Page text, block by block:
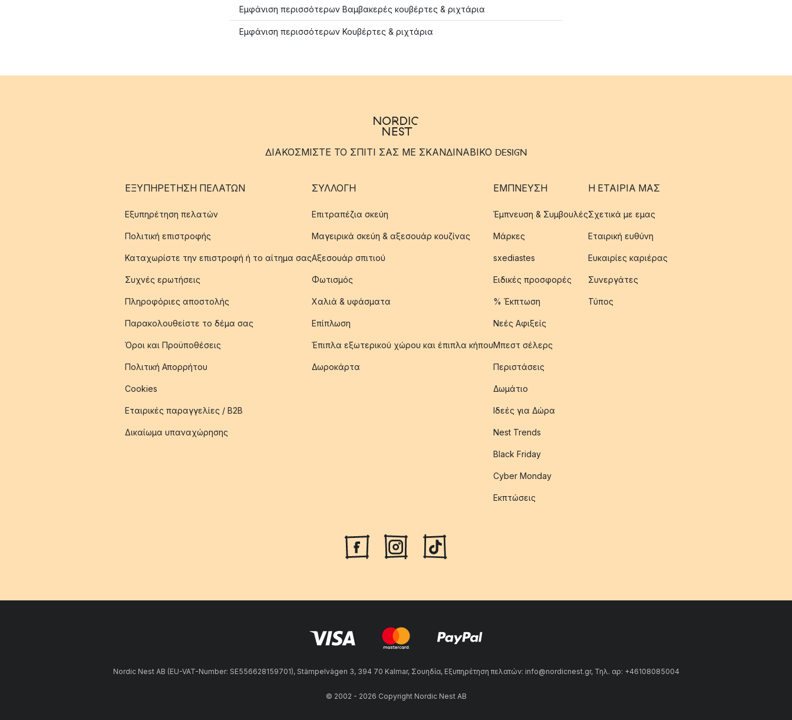
Εμφάνιση περισσότερων Βαμβακερές κουβέρτες & ριχτάρια
Εμφάνιση περισσότερων Κουβέρτες & ριχτάρια
ΔΙΑΚΟΣΜΙΣΤΕ ΤΟ ΣΠΙΤΙ ΣΑΣ ΜΕ ΣΚΑΝΔΙΝΑΒΙΚΟ DESIGN
ΕΞΥΠΗΡΈΤΗΣΗ ΠΕΛΑΤΏΝ
Εξυπηρέτηση πελατών
Πολιτική επιστροφής
Καταχωρίστε την επιστροφή ή το αίτημα σας
Συχνές ερωτήσεις
Πληροφόριες αποστολής
Παρακολουθείστε το δέμα σας
Όροι και Προϋποθέσεις
Πολιτική Απορρήτου
Cookies
Εταιρικές παραγγελίες / B2B
Δικαίωμα υπαναχώρησης
ΣΥΛΛΟΓΉ
Επιτραπέζια σκεύη
Μαγειρικά σκεύη & αξεσουάρ κουζίνας
Αξεσουάρ σπιτιού
Φωτισμός
Χαλιά & υφάσματα
Επίπλωση
Έπιπλα εξωτερικού χώρου και έπιπλα κήπου
Δωροκάρτα
ΈΜΠΝΕΥΣΗ
Έμπνευση & Συμβουλές
Μάρκες
sxediastes
Ειδικές προσφορές
% Έκπτωση
Νεές Αφιξείς
Μπεστ σέλερς
Περιστάσεις
Δωμάτιο
Ιδεές για Δώρα
Nest Trends
Black Friday
Cyber Monday
Εκπτώσεις
Η ΕΤΑΊΡΙΑ ΜΑΣ
Σχετικά με εμας
Εταιρική ευθύνη
Ευκαιρίες καριέρας
Συνεργάτες
Τύπος
Nordic Nest AB (EU-VAT-Number: SE556628159701), Stämpelvägen 3, 394 70 Kalmar, Σουηδία, Εξυπηρέτηση πελατών: info@nordicnest.gr, Τηλ. αρ: +46108085004
© 2002 - 2026 Copyright Nordic Nest AB